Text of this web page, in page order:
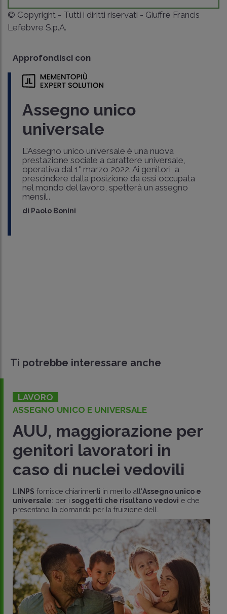
© Copyright - Tutti i diritti riservati - Giuffrè Francis
Lefebvre S.p.A.
Approfondisci con
Assegno unico
universale
L'Assegno unico universale è una nuova
prestazione sociale a carattere universale,
operativa dal 1° marzo 2022. Ai genitori, a
prescindere dalla posizione da essi occupata
nel mondo del lavoro, spetterà un assegno
mensil..
di Paolo Bonini
Ti potrebbe interessare anche
LAVORO
ASSEGNO UNICO E UNIVERSALE
AUU, maggiorazione per
genitori lavoratori in
caso di nuclei vedovili
L' INPS fornisce chiarimenti in merito all'Assegno unico e
universale: per i soggetti che risultano vedovi e che
presentano la domanda per la fruizione dell..